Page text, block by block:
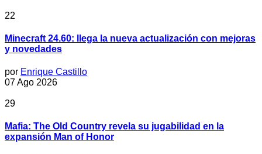
22
Minecraft 24.60: llega la nueva actualización con mejoras
y novedades
por Enrique Castillo
07 Ago 2026
29
Mafia: The Old Country revela su jugabilidad en la
expansión Man of Honor